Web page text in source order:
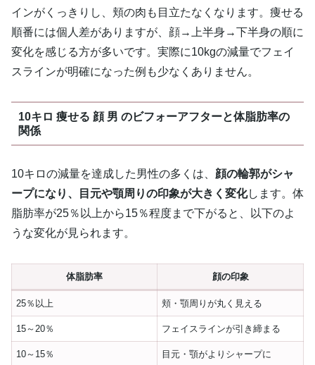
インがくっきりし、頬の肉も目立たなくなります。痩せる
順番には個人差がありますが、顔→上半身→下半身の順に
変化を感じる方が多いです。実際に10kgの減量でフェイ
スラインが明確になった例も少なくありません。
10キロ 痩せる 顔 男 のビフォーアフターと体脂肪率の
関係
10キロの減量を達成した男性の多くは、 顔の輪郭がシャ
ープになり、目元や顎周りの印象が大きく変化します。体
脂肪率が25％以上から15％程度まで下がると、以下のよ
うな変化が見られます。
体脂肪率 顔の印象
25％以上 頬・顎周りが丸く見える
15～20％ フェイスラインが引き締まる
10～15％ 目元・顎がよりシャープに